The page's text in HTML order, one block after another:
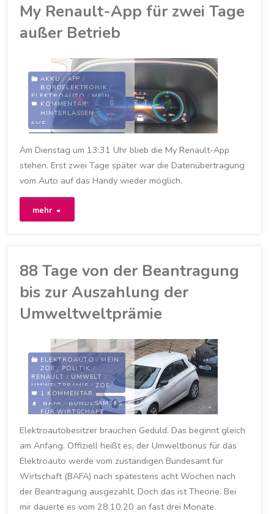
ein
Elektrofahrzeug!"
My Renault-App für zwei Tage
außer Betrieb
AKKU / APP /
BORDELEKTRONIK /
ELEKTROAUTO / MEIN
ZOE / RENAULT /
VORKLIMATISIERUNG /
ZOE
DIGITALISIERUNG/
MYRENAULT-APP
RENAULT/RENAULT ZOE
KOMMENTAR
HINTERLASSEN
Am Dienstag um 13:31 Uhr blieb die My Renault-App
stehen. Erst zwei Tage später war die Datenübertragung
vom Auto auf das Handy wieder möglich.
mehr
für
zwei
außer
Betrieb"
88 Tage von der Beantragung
bis zur Auszahlung der
Umweltweltprämie
ELEKTROAUTO / MEIN
ZOE / POLITIK /
RENAULT / UMWELT /
UMWELTPRÄMIE / ZOE
BAFA / BUNDESAMTES
FÜR WIRTSCHAFT
AUSFUHRKONTROLLE/
FINANZIERUNG/MEIN
RENAULT ZOE/UMWELT
UMWELTPRÄMIE
UMWELTSCHUTZ /ZOE
25. JANUAR 2021
1 KOMMENTAR
Elektroautobesitzer brauchen Geduld. Das beginnt gleich
am Anfang. Offiziell heißt es, der Umweltbonus für das
Elektroauto werde vom zuständigen Bundesamt für
Wirtschaft (BAFA) nach spätestens acht Wochen nach
der Beantragung ausgezahlt. Doch das ist Theorie. Bei
mir dauerte es vom 28.10.20 an fast drei Monate.